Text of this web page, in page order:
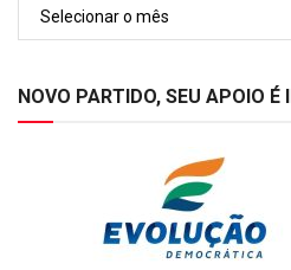
NOVO PARTIDO, SEU APOIO É